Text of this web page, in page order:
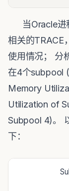
当Oracle进
相关的TRACE
使用情况； 分
在4个subpool
Memory
Utilization of
Subpool 4)。
下：